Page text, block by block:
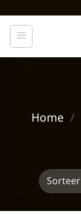
naar
inhoud
Home /